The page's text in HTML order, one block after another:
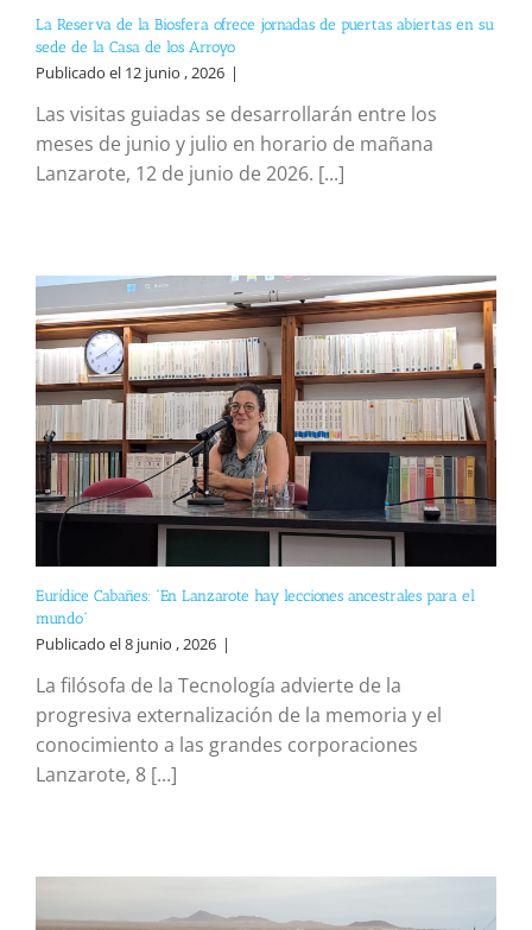
La Reserva de la Biosfera ofrece jornadas de puertas abiertas en su
sede de la Casa de los Arroyo
Publicado el 12 junio , 2026 |
Las visitas guiadas se desarrollarán entre los
meses de junio y julio en horario de mañana
Lanzarote, 12 de junio de 2026. [...]
Eurídice Cabañes: “En Lanzarote hay lecciones ancestrales para el
mundo”
Publicado el 8 junio , 2026 |
La filósofa de la Tecnología advierte de la
progresiva externalización de la memoria y el
conocimiento a las grandes corporaciones
Lanzarote, 8 [...]